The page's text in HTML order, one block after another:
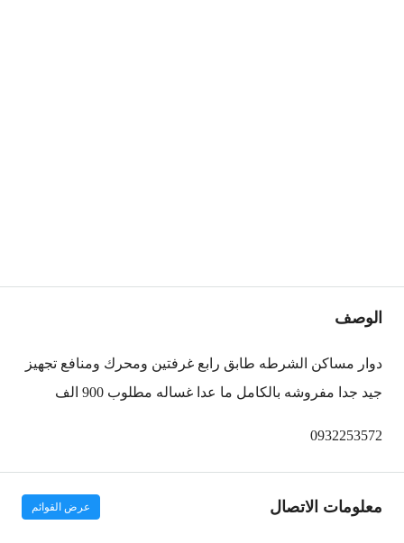
الوصف
دوار مساكن الشرطه طابق رابع غرفتين ومحرك ومنافع تجهيز
جيد جدا مفروشه بالكامل ما عدا غساله مطلوب 900 الف
0932253572
معلومات الاتصال عرض القوائم